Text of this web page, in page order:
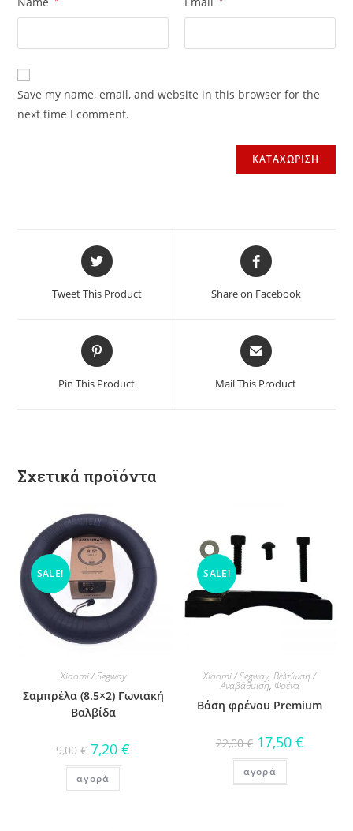
Save my name, email, and website in this browser for the
next time I comment.
Tweet This Product Share on Facebook
Pin This Product Mail This Product
Σχετικά προϊόντα
SALE!
Xiaomi / Segway
Σαμπρέλα (8.5×2) Γωνιακή
Βαλβίδα
9,00€ 7,20€
αγορά
SALE!
Xiaomi / Segway,Βελτίωση /
Αναβάθμιση, Φρένα
Βάση φρένου Premium
22,00€ 17,50 €
αγορά